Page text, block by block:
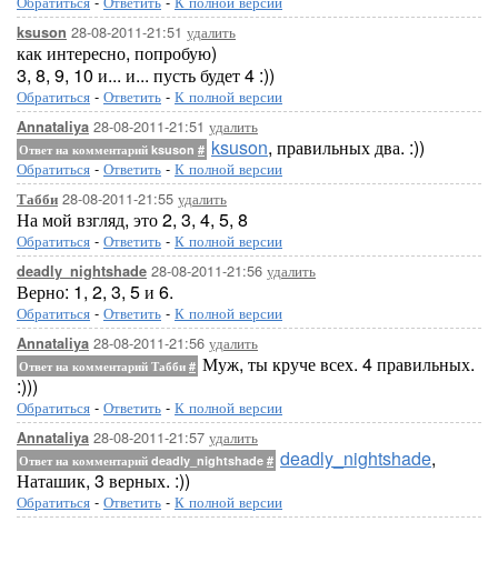
ksuson 28-08-2011-21:51 удалить
как интересно, попробую)
3, 8, 9, 10 и... и... пусть будет 4 :))
Обратиться - Ответить - К полной версии
Annataliya 28-08-2011-21:51 удалить
Ответ на комментарий ksuson # ksuson, правильных два. :))
Обратиться - Ответить - К полной версии
Табби 28-08-2011-21:55 удалить
На мой взгляд, это 2, 3, 4, 5, 8
Обратиться - Ответить - К полной версии
deadly_nightshade 28-08-2011-21:56 удалить
Верно: 1, 2, 3, 5 и 6.
Обратиться - Ответить - К полной версии
Annataliya 28-08-2011-21:56 удалить
Ответ на комментарий Табби # Муж, ты круче всех. 4 правильных.
:)))
Обратиться - Ответить - К полной версии
Annataliya 28-08-2011-21:57 удалить
Ответ на комментарий deadly_nightshade # deadly_nightshade,
Наташик, 3 верных. :))
Обратиться - Ответить - К полной версии